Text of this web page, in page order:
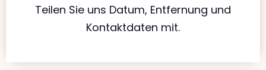
Teilen Sie uns Datum, Entfernung und
Kontaktdaten mit.